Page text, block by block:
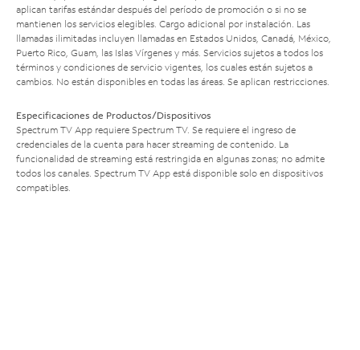
aplican tarifas estándar después del período de promoción o si no se
mantienen los servicios elegibles. Cargo adicional por instalación. Las
llamadas ilimitadas incluyen llamadas en Estados Unidos, Canadá, México,
Puerto Rico, Guam, las Islas Vírgenes y más. Servicios sujetos a todos los
términos y condiciones de servicio vigentes, los cuales están sujetos a
cambios. No están disponibles en todas las áreas. Se aplican restricciones.
Especificaciones de Productos/Dispositivos
Spectrum TV App requiere Spectrum TV. Se requiere el ingreso de
credenciales de la cuenta para hacer streaming de contenido. La
funcionalidad de streaming está restringida en algunas zonas; no admite
todos los canales. Spectrum TV App está disponible solo en dispositivos
compatibles.